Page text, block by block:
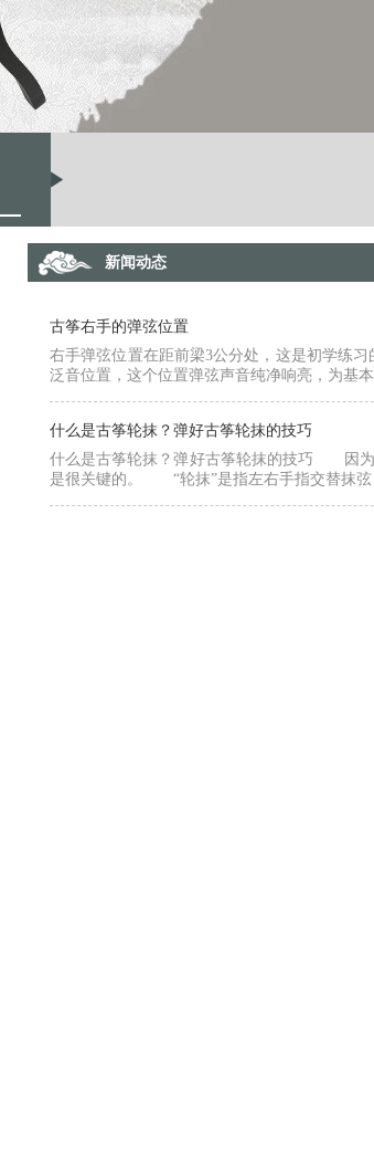
新闻动态
古筝右手的弹弦位置
右手弹弦位置在距前梁3公分处，这是初学练
泛音位置，这个位置弹弦声音纯净响亮，为基
什么是古筝轮抹？弹好古筝轮抹的技巧
什么是古筝轮抹？弹好古筝轮抹的技巧 因为“
是很关键的。 “轮抹”是指左右手指交替抹弦